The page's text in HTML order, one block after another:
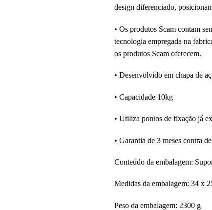
design diferenciado,
• Os produtos Scam contam
tecnologia empregada na
os produtos Scam oferecem.
• Desenvolvido em chapa de
• Capacidade 10kg
• Utiliza pontos de fixação já
• Garantia de 3 meses contra
Conteúdo da embalagem:
Medidas da embalagem: 34 x
Peso da embalagem: 2300 g